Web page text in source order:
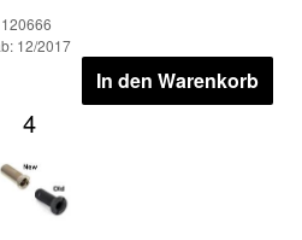
12/2017
In den Warenkorb
4